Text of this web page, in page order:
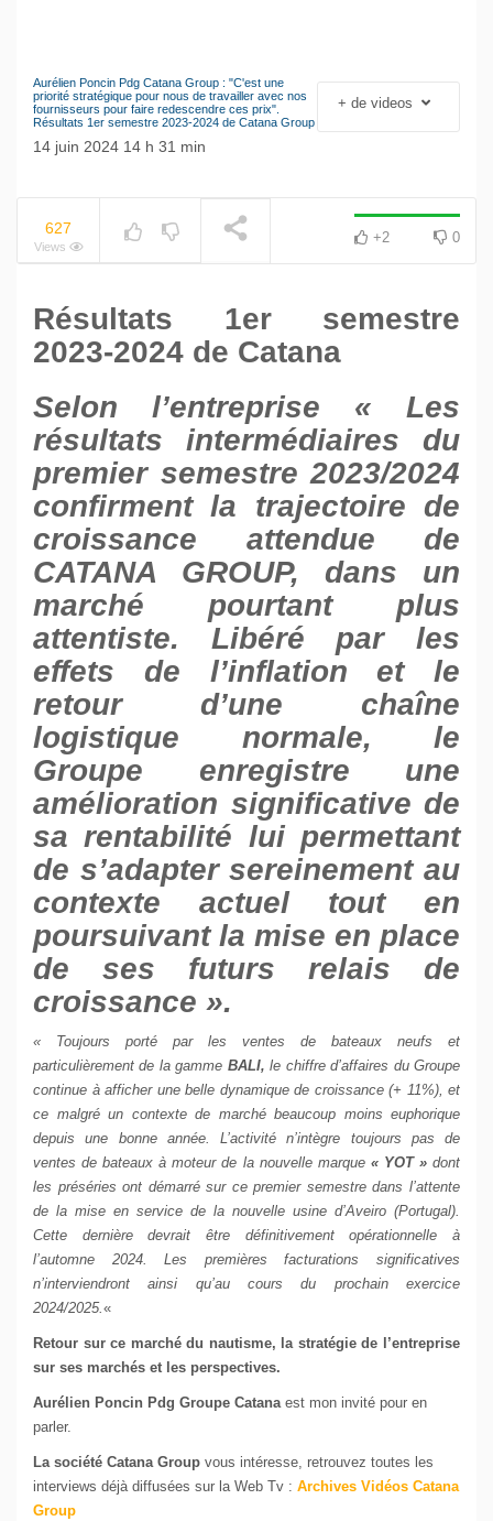
NOW PLAYING
Le séisme industriel
Volkswagen
Aurélien Poncin Pdg Catana Group : "C'est une
priorité stratégique pour nous de travailler avec nos
fournisseurs pour faire redescendre ces prix".
Résultats 1er semestre 2023-2024 de Catana Group
14 juin 2024 14 h 31 min
+ de videos
627
Views
+2 0
Résultats 1er semestre
2023-2024 de Catana
Selon l’entreprise « Les
résultats intermédiaires du
premier semestre 2023/2024
confirment la trajectoire de
croissance attendue de
CATANA GROUP, dans un
marché pourtant plus
attentiste. Libéré par les
effets de l’inflation et le
retour d’une chaîne
logistique normale, le
Groupe enregistre une
amélioration significative de
sa rentabilité lui permettant
de s’adapter sereinement au
contexte actuel tout en
poursuivant la mise en place
de ses futurs relais de
croissance ».
« Toujours porté par les ventes de bateaux neufs et
particulièrement de la gamme BALI, le chiffre d’affaires du Groupe
continue à afficher une belle dynamique de croissance (+ 11%), et
ce malgré un contexte de marché beaucoup moins euphorique
depuis une bonne année. L’activité n’intègre toujours pas de
ventes de bateaux à moteur de la nouvelle marque « YOT »dont
les préséries ont démarré sur ce premier semestre dans l’attente
de la mise en service de la nouvelle usine d’Aveiro (Portugal).
Cette dernière devrait être définitivement opérationnelle à
l’automne 2024. Les premières facturations significatives
n’interviendront ainsi qu’au cours du prochain exercice
2024/2025.«
Retour sur ce marché du nautisme, la stratégie de l’entreprise
sur ses marchés et les perspectives.
Aurélien Poncin Pdg Groupe Catanaest mon invité pour en
parler.
La société Catana Group vous intéresse, retrouvez toutes les
interviews déjà diffusées sur la Web Tv : Archives Vidéos Catana
Group